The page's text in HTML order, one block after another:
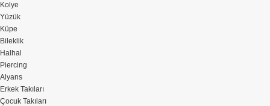
Kolye
Yüzük
Küpe
Bileklik
Halhal
Piercing
Alyans
Erkek Takıları
Çocuk Takıları